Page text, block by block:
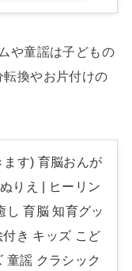
や童謡は子どもの
換やお片付けの
ます) 育脳おんが
りえ | ヒーリン
し 育脳 知育グッ
付き キッズ こど
童謡 クラシック